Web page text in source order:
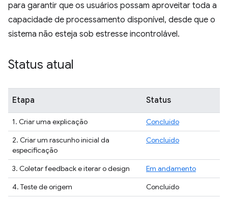
para garantir que os usuários possam aproveitar toda a
capacidade de processamento disponível, desde que o
sistema não esteja sob estresse incontrolável.
Status atual
Etapa Status
1. Criar uma explicação
Concluído
2. Criar um rascunho inicial da
especificação
Concluído
3. Coletar feedback e iterar o design
Em andamento
4. Teste de origem
Concluído